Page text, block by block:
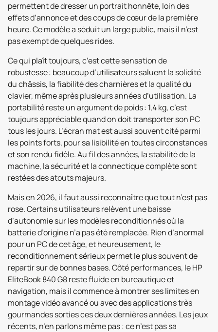
permettent de dresser un portrait honnête, loin des
effets d’annonce et des coups de cœur de la première
heure. Ce modèle a séduit un large public, mais il n’est
pas exempt de quelques rides.
Ce qui plaît toujours, c’est cette sensation de
robustesse : beaucoup d’utilisateurs saluent la solidité
du châssis, la fiabilité des charnières et la qualité du
clavier, même après plusieurs années d’utilisation. La
portabilité reste un argument de poids : 1,4 kg, c’est
toujours appréciable quand on doit transporter son PC
tous les jours. L’écran mat est aussi souvent cité parmi
les points forts, pour sa lisibilité en toutes circonstances
et son rendu fidèle. Au fil des années, la stabilité de la
machine, la sécurité et la connectique complète sont
restées des atouts majeurs.
Mais en 2026, il faut aussi reconnaître que tout n’est pas
rose. Certains utilisateurs relèvent une baisse
d’autonomie sur les modèles reconditionnés où la
batterie d’origine n’a pas été remplacée. Rien d’anormal
pour un PC de cet âge, et heureusement, le
reconditionnement sérieux permet le plus souvent de
repartir sur de bonnes bases. Côté performances, le HP
EliteBook 840 G8 reste fluide en bureautique et
navigation, mais il commence à montrer ses limites en
montage vidéo avancé ou avec des applications très
gourmandes sorties ces deux dernières années. Les jeux
récents, n’en parlons même pas : ce n’est pas sa